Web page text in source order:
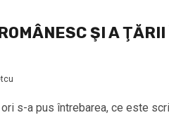
ŞI A
s-a pus întrebarea, ce este